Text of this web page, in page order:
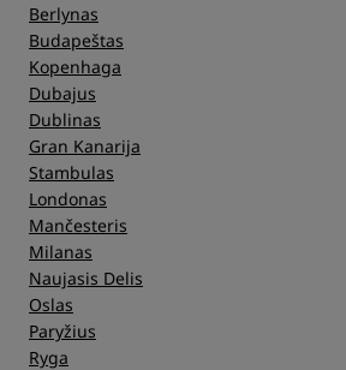
Berlynas
Budapeštas
Kopenhaga
Dubajus
Dublinas
Gran Kanarija
Stambulas
Londonas
Mančesteris
Milanas
Naujasis Delis
Oslas
Paryžius
Ryga